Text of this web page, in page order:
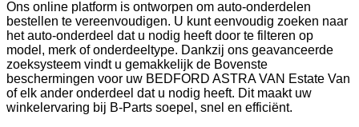
Ons online platform is ontworpen om auto-onderdelen
bestellen te vereenvoudigen. U kunt eenvoudig zoeken naar
het auto-onderdeel dat u nodig heeft door te filteren op
model, merk of onderdeeltype. Dankzij ons geavanceerde
zoeksysteem vindt u gemakkelijk de Bovenste
beschermingen voor uw BEDFORD ASTRA VAN Estate Van
of elk ander onderdeel dat u nodig heeft. Dit maakt uw
winkelervaring bij B-Parts soepel, snel en efficiënt.